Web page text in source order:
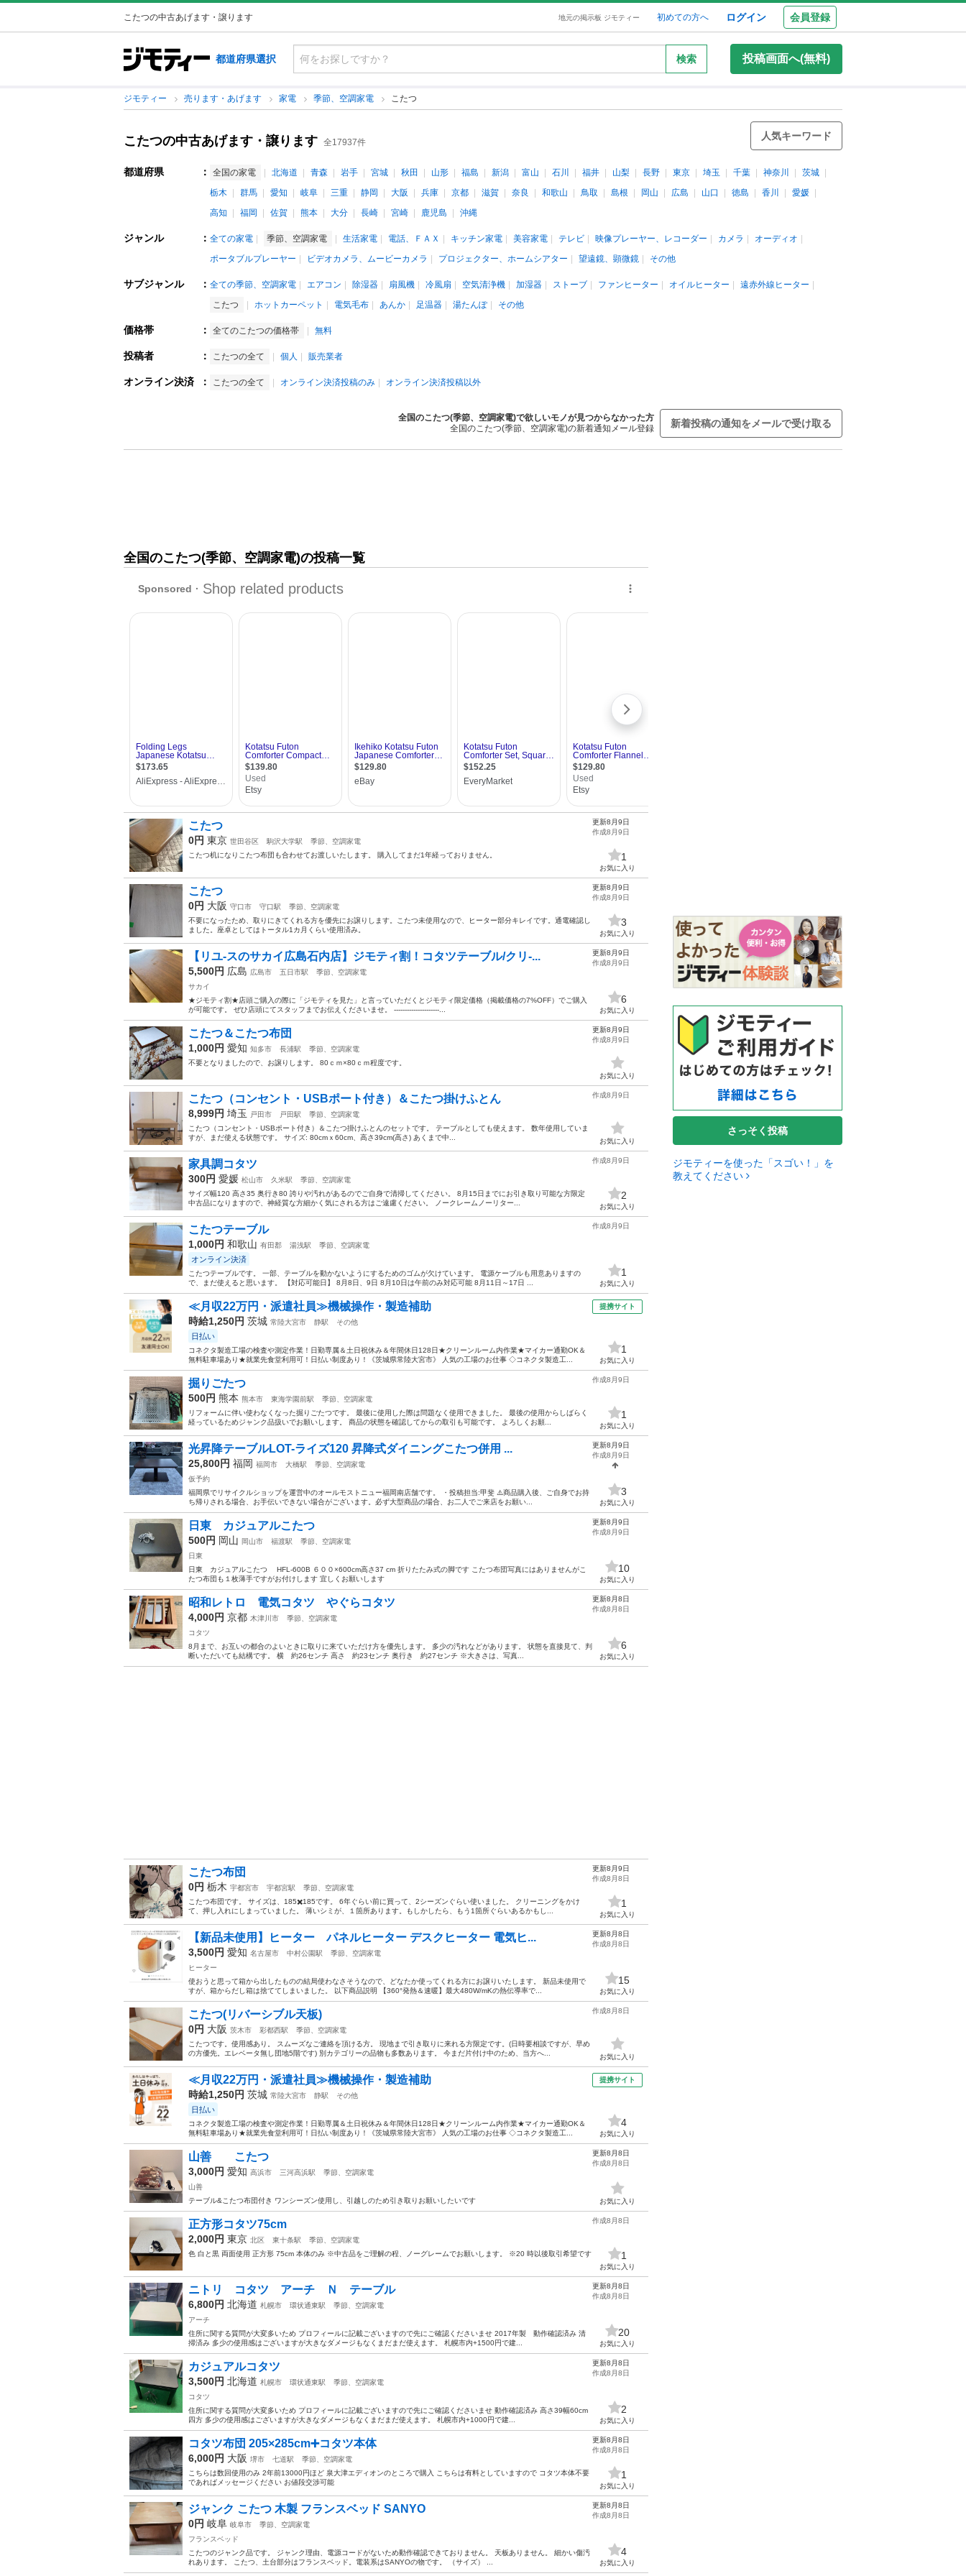
こたつの中古あげます・譲ります 地元の掲示板 ジモティー 初めての方へ ログイン 会員登録
都道府県選択 検索 投稿画面へ(無料)
ジモティー 売ります・あげます 家電 季節、空調家電 こたつ
こたつの中古あげます・譲ります 全17937件
人気キーワード
都道府県 ： 全国の家電 北海道 青森 岩手 宮城 秋田 山形 福島 新潟 富山 石川 福井 山梨 長野 東京 埼玉 千葉 神奈川
茨城
栃木
群馬 愛知 岐阜 三重 静岡 大阪 兵庫 京都 滋賀 奈良 和歌山 鳥取 島根 岡山 広島 山口 徳島 香川
愛媛
高知
福岡 佐賀 熊本 大分 長崎 宮崎 鹿児島 沖縄
ジャンル ： 全ての家電 季節、空調家電 生活家電 電話、ＦＡＸ キッチン家電 美容家電 テレビ 映像プレーヤー、レコーダー カメラ
オーディオ
ポータブルプレーヤー
ビデオカメラ、ムービーカメラ プロジェクター、ホームシアター 望遠鏡、顕微鏡 その他
サブジャンル ： 全ての季節、空調家電 エアコン 除湿器 扇風機 冷風扇 空気清浄機 加湿器 ストーブ ファンヒーター オイルヒーター
遠赤外線ヒーター
こたつ
ホットカーペット 電気毛布 あんか 足温器 湯たんぽ その他
価格帯 ： 全てのこたつの価格帯 無料
投稿者 ： こたつの全て 個人 販売業者
オンライン決済 ： こたつの全て オンライン決済投稿のみ オンライン決済投稿以外
全国のこたつ(季節、空調家電)で欲しいモノが見つからなかった方
全国のこたつ(季節、空調家電)の新着通知メール登録
新着投稿の通知をメールで受け取る
全国のこたつ(季節、空調家電)の投稿一覧
こたつ
0円 東京 世田谷区 駒沢大学駅
季節、空調家電
こたつ机になりこたつ布団も合わせてお渡しいたします。 購入してまだ1年経っておりません。
更新8月9日
作成8月9日
1
お気に入り
こたつ
0円 大阪 守口市 守口駅
季節、空調家電
不要になったため、取りにきてくれる方を優先にお譲りします。こたつ未使用なので、ヒーター部分キレイです。通電確認し
ました。座卓としてはトータル1カ月くらい使用済み。
更新8月9日
作成8月9日
3
お気に入り
【リユ-スのサカイ広島石内店】ジモティ割！コタツテーブル/クリ-...
5,500円 広島 広島市 五日市駅
季節、空調家電
サカイ
★ジモティ割★店頭ご購入の際に「ジモティを見た」と言っていただくとジモティ限定価格（掲載価格の7%OFF）でご購入
が可能です。 ぜひ店頭にてスタッフまでお伝えくださいませ。 ---------------------...
更新8月9日
作成8月9日
6
お気に入り
こたつ＆こたつ布団
1,000円 愛知 知多市 長浦駅
季節、空調家電
不要となりましたので、お譲りします。 80ｃｍ×80ｃｍ程度です。
更新8月9日
作成8月9日
お気に入り
こたつ（コンセント・USBポート付き）＆こたつ掛けふとん
8,999円 埼玉 戸田市 戸田駅
季節、空調家電
こたつ（コンセント・USBポート付き）＆こたつ掛けふとんのセットです。 テーブルとしても使えます。 数年使用していま
すが、まだ使える状態です。 サイズ: 80cmｘ60cm、高さ39cm(高さ) あくまで中...
作成8月9日
お気に入り
家具調コタツ
300円 愛媛 松山市 久米駅
季節、空調家電
サイズ幅120 高さ35 奥行き80 誇りや汚れがあるのでご自身で清掃してください。 8月15日までにお引き取り可能な方限定
中古品になりますので、神経質な方細かく気にされる方はご遠慮ください。 ノークレームノーリター...
作成8月9日
2
お気に入り
こたつテーブル
1,000円 和歌山 有田郡 湯浅駅 季節、空調家電
オンライン決済
こたつテーブルです。 一部、テーブルを動かないようにするためのゴムが欠けています。 電源ケーブルも用意ありますの
で、まだ使えると思います。 【対応可能日】 8月8日、9日 8月10日は午前のみ対応可能 8月11日～17日 ...
作成8月9日
1
お気に入り
≪月収22万円・派遣社員≫機械操作・製造補助
時給1,250円 茨城 常陸大宮市 静駅 その他
日払い
コネクタ製造工場の検査や測定作業！日勤専属＆土日祝休み＆年間休日128日★クリーンルーム内作業★マイカー通勤OK＆
無料駐車場あり★就業先食堂利用可！日払い制度あり！《茨城県常陸大宮市》 人気の工場のお仕事 ◇コネクタ製造工...
提携サイト
1
お気に入り
掘りごたつ
500円 熊本 熊本市 東海学園前駅
季節、空調家電
リフォームに伴い使わなくなった掘りごたつです。 最後に使用した際は問題なく使用できました。 最後の使用からしばらく
経っているためジャンク品扱いでお願いします。 商品の状態を確認してからの取引も可能です。 よろしくお願...
作成8月9日
1
お気に入り
光昇降テーブルLOT-ライズ120 昇降式ダイニングこたつ併用 ...
25,800円 福岡 福岡市 大橋駅
季節、空調家電
仮予約
福岡県でリサイクルショップを運営中のオールモストニュー福岡南店舗です。 ・投稿担当:甲斐 ⚠️商品購入後、ご自身でお持
ち帰りされる場合、お手伝いできない場合がございます。必ず大型商品の場合、お二人でご来店をお願い...
更新8月9日
作成8月9日
3
お気に入り
日東 カジュアルこたつ
500円 岡山 岡山市 福渡駅
季節、空調家電
日東
日東 カジュアルこたつ HFL-600B ６００×600cm高さ37 cm 折りたたみ式の脚です こたつ布団写真にはありませんがこ
たつ布団も１枚薄手ですがお付けします 宜しくお願いします
更新8月9日
作成8月9日
10
お気に入り
昭和レトロ 電気コタツ やぐらコタツ
4,000円 京都 木津川市
季節、空調家電
コタツ
8月まで、お互いの都合のよいときに取りに来ていただけ方を優先します。 多少の汚れなどがあります。 状態を直接見て、判
断いただいても結構です。 横 約26センチ 高さ 約23センチ 奥行き 約27センチ ※大きさは、写真...
更新8月8日
作成8月8日
6
お気に入り
こたつ布団
0円 栃木 宇都宮市 宇都宮駅
季節、空調家電
こたつ布団です。 サイズは、185✖️185です。 6年ぐらい前に買って、2シーズンぐらい使いました。 クリーニングをかけ
て、押し入れにしまっていました。 薄いシミが、１箇所あります。もしかしたら、もう1箇所ぐらいあるかもし...
更新8月9日
作成8月8日
1
お気に入り
【新品未使用】ヒーター パネルヒーター デスクヒーター 電気ヒ...
3,500円 愛知 名古屋市 中村公園駅
季節、空調家電
ヒーター
使おうと思って箱から出したものの結局使わなさそうなので、どなたか使ってくれる方にお譲りいたします。 新品未使用で
すが、箱からだし箱は捨ててしまいました。 以下商品説明 【360°発熱＆速暖】最大480W/mKの熱伝導率で...
更新8月8日
作成8月8日
15
お気に入り
こたつ(リバーシブル天板)
0円 大阪 茨木市 彩都西駅
季節、空調家電
こたつです。使用感あり。 スムーズなご連絡を頂ける方。 現地まで引き取りに来れる方限定です。(日時要相談ですが、早め
の方優先。エレベータ無し団地5階です) 別カテゴリーの品物も多数あります。 今まだ片付け中のため、当方へ...
作成8月8日
お気に入り
≪月収22万円・派遣社員≫機械操作・製造補助
時給1,250円 茨城 常陸大宮市 静駅 その他
日払い
コネクタ製造工場の検査や測定作業！日勤専属＆土日祝休み＆年間休日128日★クリーンルーム内作業★マイカー通勤OK＆
無料駐車場あり★就業先食堂利用可！日払い制度あり！《茨城県常陸大宮市》 人気の工場のお仕事 ◇コネクタ製造工...
提携サイト
4
お気に入り
山善 こたつ
3,000円 愛知 高浜市 三河高浜駅
季節、空調家電
山善
テーブル&こたつ布団付き ワンシーズン使用し、引越しのため引き取りお願いしたいです
更新8月8日
作成8月8日
お気に入り
正方形コタツ75cm
2,000円 東京 北区 東十条駅
季節、空調家電
色 白と黒 両面使用 正方形 75cm 本体のみ ※中古品をご理解の程、ノーグレームでお願いします。 ※20 時以後取引希望です
作成8月8日
1
お気に入り
ニトリ コタツ アーチ Ｎ テーブル
6,800円 北海道 札幌市 環状通東駅
季節、空調家電
アーチ
住所に関する質問が大変多いため プロフィールに記載ございますので先にご確認くださいませ 2017年製 動作確認済み 清
掃済み 多少の使用感はございますが大きなダメージもなくまだまだ使えます。 札幌市内+1500円で建...
更新8月8日
作成8月8日
20
お気に入り
カジュアルコタツ
3,500円 北海道 札幌市 環状通東駅
季節、空調家電
コタツ
住所に関する質問が大変多いため プロフィールに記載ございますので先にご確認くださいませ 動作確認済み 高さ39幅60cm
四方 多少の使用感はございますが大きなダメージもなくまだまだ使えます。 札幌市内+1000円で建...
更新8月8日
作成8月8日
2
お気に入り
コタツ布団 205×285cm➕コタツ本体
6,000円 大阪 堺市 七道駅
季節、空調家電
こちらは数回使用のみ 2年前13000円ほど 泉大津エディオンのところで購入 こちらは有料としていますので コタツ本体不要
であればメッセージください お値段交渉可能
更新8月8日
作成8月8日
1
お気に入り
ジャンク こたつ 木製 フランスベッド SANYO
0円 岐阜 岐阜市
季節、空調家電
フランスベッド
こたつのジャンク品です。 ジャンク理由、電源コードがないため動作確認できておりません。 天板ありません。 細かい傷汚
れあります。 こたつ、土台部分はフランスベッド。電装系はSANYOの物です。 （サイズ） ...
更新8月8日
作成8月8日
4
お気に入り
さっそく投稿
ジモティーを使った「スゴい！」を
教えてください